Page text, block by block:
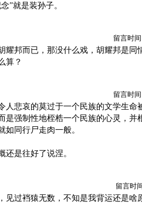
”就是装孙子。
留言时间
耀邦而已，那没什么戏，胡耀邦是同
算？
留言时间
人悲哀的莫过于一个民族的文学生命
是强制性地桎梏一个民族的心灵，并
如同行尸走肉一般。
还是往好了说涅。
留言时
见过裆猿无数，不知是我背运还是啥